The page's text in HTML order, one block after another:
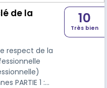
de la
respect de la
1 :
10
Très bien